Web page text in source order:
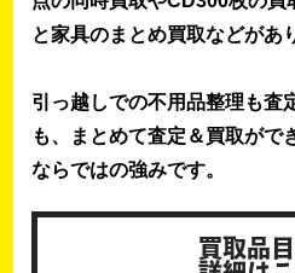
と家具のまとめ買取などがあ
引っ越しでの不用品整理も査
も、まとめて査定＆買取がで
ならではの強みです。
買取品